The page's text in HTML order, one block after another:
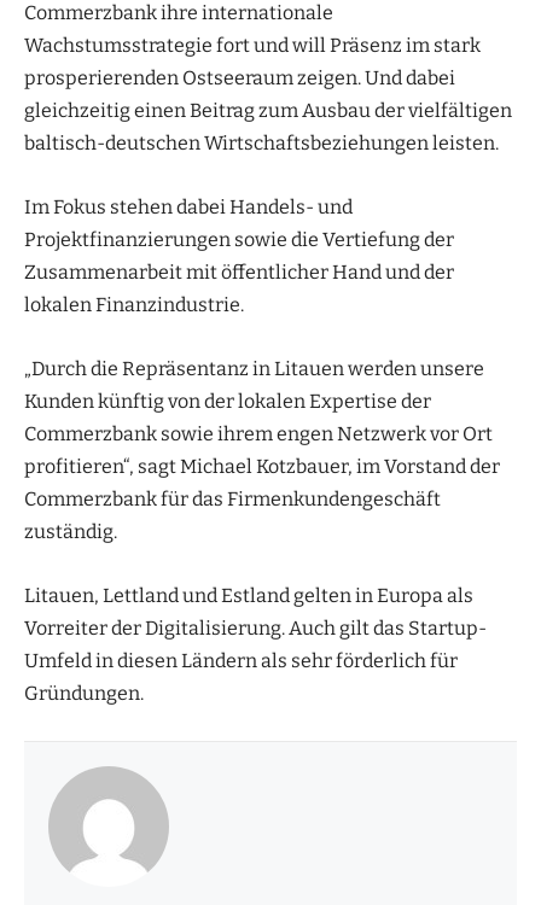
Commerzbank ihre internationale
Wachstumsstrategie fort und will Präsenz im stark
prosperierenden Ostseeraum zeigen. Und dabei
gleichzeitig einen Beitrag zum Ausbau der vielfältigen
baltisch-deutschen Wirtschaftsbeziehungen leisten.
Im Fokus stehen dabei Handels- und
Projektfinanzierungen sowie die Vertiefung der
Zusammenarbeit mit öffentlicher Hand und der
lokalen Finanzindustrie.
„Durch die Repräsentanz in Litauen werden unsere
Kunden künftig von der lokalen Expertise der
Commerzbank sowie ihrem engen Netzwerk vor Ort
profitieren“, sagt Michael Kotzbauer, im Vorstand der
Commerzbank für das Firmenkundengeschäft
zuständig.
Litauen, Lettland und Estland gelten in Europa als
Vorreiter der Digitalisierung. Auch gilt das Startup-
Umfeld in diesen Ländern als sehr förderlich für
Gründungen.